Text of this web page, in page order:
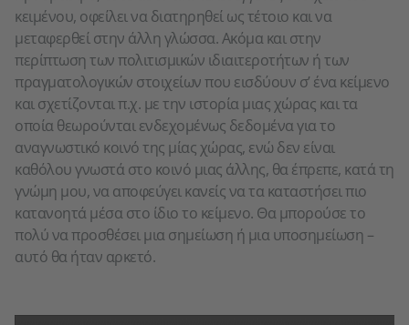
κειμένου, οφείλει να διατηρηθεί ως τέτοιο και να
μεταφερθεί στην άλλη γλώσσα. Ακόμα και στην
περίπτωση των πολιτισμικών ιδιαιτεροτήτων ή των
πραγματολογικών στοιχείων που εισδύουν σ’ ένα κείμενο
και σχετίζονται π.χ. με την ιστορία μιας χώρας και τα
οποία θεωρούνται ενδεχομένως δεδομένα για το
αναγνωστικό κοινό της μίας χώρας, ενώ δεν είναι
καθόλου γνωστά στο κοινό μιας άλλης, θα έπρεπε, κατά τη
γνώμη μου, να αποφεύγει κανείς να τα καταστήσει πιο
κατανοητά μέσα στο ίδιο το κείμενο. Θα μπορούσε το
πολύ να προσθέσει μια σημείωση ή μια υποσημείωση –
αυτό θα ήταν αρκετό.